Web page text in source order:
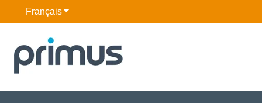
FrançaisAfficher le sous-menu pour les traductions